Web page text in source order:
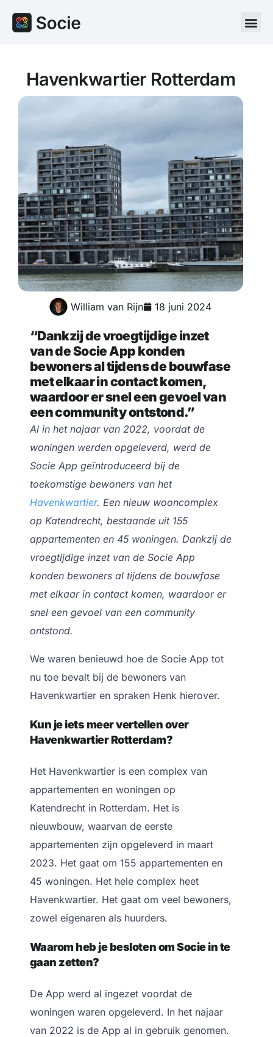
Havenkwartier Rotterdam
William van Rijn 18 juni 2024
“Dankzij de vroegtijdige inzet
van de Socie App konden
bewoners al tijdens de bouwfase
met elkaar in contact komen,
waardoor er snel een gevoel van
een community ontstond.”
Al in het najaar van 2022, voordat de
woningen werden opgeleverd, werd de
Socie App geïntroduceerd bij de
toekomstige bewoners van het
Havenkwartier. Een nieuw wooncomplex
op Katendrecht, bestaande uit 155
appartementen en 45 woningen. Dankzij de
vroegtijdige inzet van de Socie App
konden bewoners al tijdens de bouwfase
met elkaar in contact komen, waardoor er
snel een gevoel van een community
ontstond.
We waren benieuwd hoe de Socie App tot
nu toe bevalt bij de bewoners van
Havenkwartier en spraken Henk hierover.
Kun je iets meer vertellen over
Havenkwartier Rotterdam?
Het Havenkwartier is een complex van
appartementen en woningen op
Katendrecht in Rotterdam. Het is
nieuwbouw, waarvan de eerste
appartementen zijn opgeleverd in maart
2023. Het gaat om 155 appartementen en
45 woningen. Het hele complex heet
Havenkwartier. Het gaat om veel bewoners,
zowel eigenaren als huurders.
Waarom heb je besloten om Socie in te
gaan zetten?
De App werd al ingezet voordat de
woningen waren opgeleverd. In het najaar
van 2022 is de App al in gebruik genomen.